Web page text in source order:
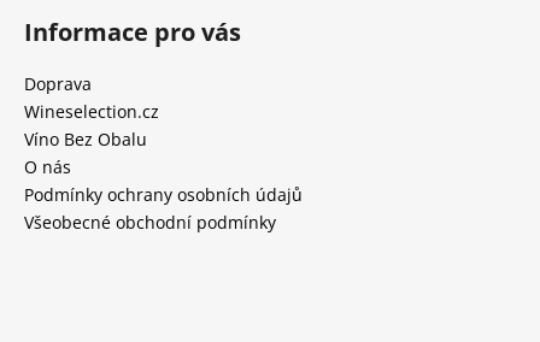
Informace pro vás
Doprava
Wineselection.cz
Víno Bez Obalu
O nás
Podmínky ochrany osobních údajů
Všeobecné obchodní podmínky